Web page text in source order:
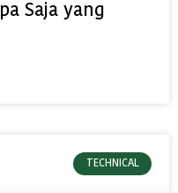
Saja yang
TECHNICAL